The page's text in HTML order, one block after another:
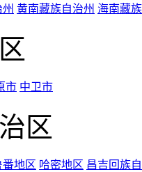
黄南藏族自治州 海南藏
市 中卫市
区
番地区 哈密地区 昌吉回族